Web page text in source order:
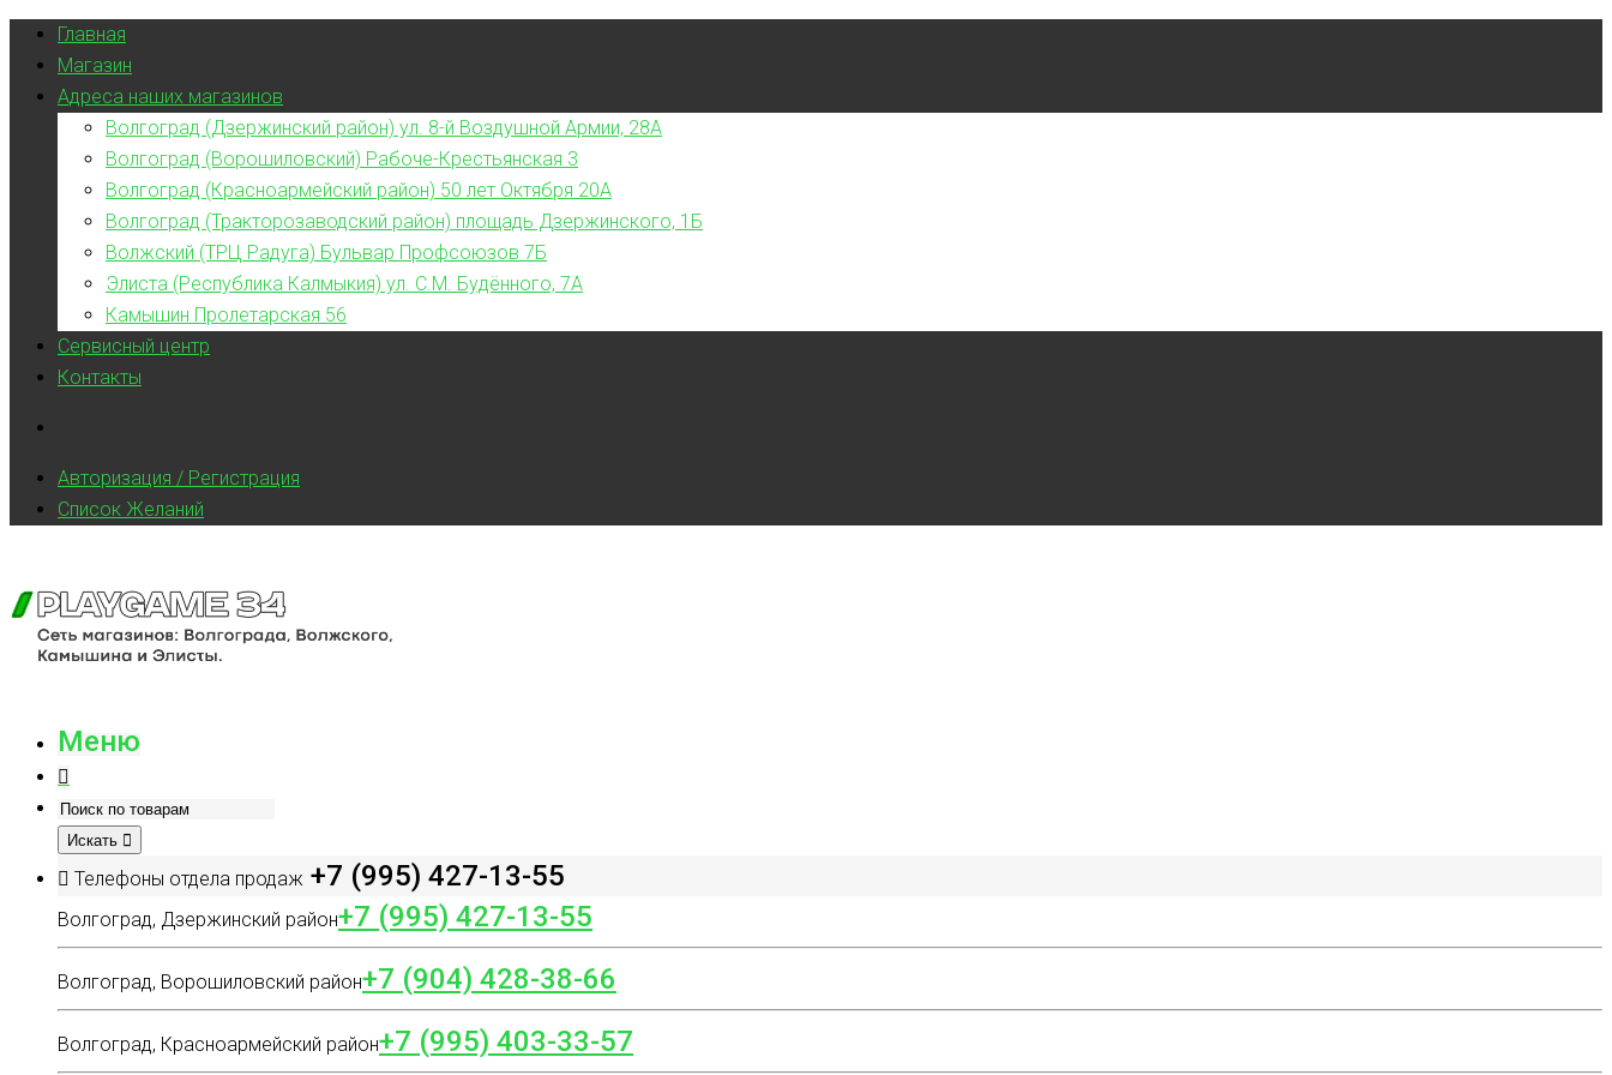
Главная
Магазин
Адреса наших магазинов
Волгоград (Дзержинский район) ул. 8-й Воздушной Армии, 28А
Волгоград (Ворошиловский) Рабоче-Крестьянская 3
Волгоград (Красноармейский район) 50 лет Октября 20А
Волгоград (Тракторозаводский район) площадь Дзержинского, 1Б
Волжский (ТРЦ Радуга) Бульвар Профсоюзов 7Б
Элиста (Республика Калмыкия) ул. С.М. Будённого, 7А
Камышин Пролетарская 56
Сервисный центр
Контакты
Авторизация / Регистрация
Список Желаний
Меню
Искать
Телефоны отдела продаж +7 (995) 427-13-55
Волгоград, Дзержинский район+7 (995) 427-13-55
Волгоград, Ворошиловский район+7 (904) 428-38-66
Волгоград, Красноармейский район+7 (995) 403-33-57